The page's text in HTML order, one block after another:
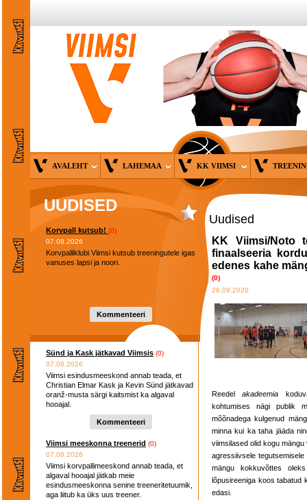
AVALEHT LAHEMAA KK VIIMSI
UUDISED
Korvpall kutsub! (0)
07.08.2026
Korvpalliklubi Viimsi kutsub treeningutele igas
vanuses lapsi ja noori.
Kommenteeri
Sünd ja Kask jätkavad Viimsis (0)
07.08.2026
Viimsi esindusmeeskond annab teada, et
Christian Elmar Kask ja Kevin Sünd jätkavad
oranž-musta särgi kaitsmist ka algaval
hooajal.
Kommenteeri
Viimsi meeskonna treenerid (0)
07.08.2026
Viimsi korvpallimeeskond annab teada, et
algaval hooajal jätkab meie
esindusmeeskonna senine treeneritetuumik,
aga liitub ka üks uus treener.
Uudised
KK Viimsi/Noto
finaalseeria
edenes kahe
(0)
26.09.2020
Reedelakadeemia
kohtumises nägi publik
mõõnadega kulgenud
minna kui ka taha jääda
viimsilased olid kogu
agressiivsele
mängu kokkuvõttes
lõpusireeniga koos tabatud
edasi.